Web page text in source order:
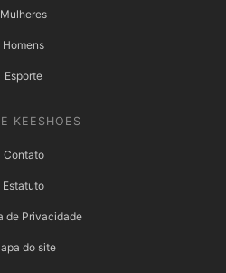
Mulheres
Homens
Esporte
KEESHOES
Contato
Estatuto
de Privacidade
do site